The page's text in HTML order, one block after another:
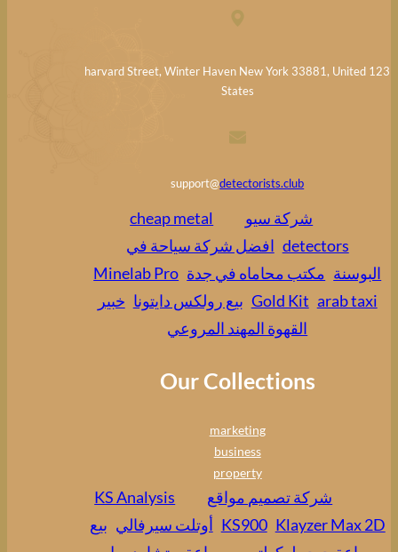
123 harvard Street, Winter Haven New York 33881, United
States
support@detectorists.club
شركة سيو
cheap metal
detectors افضل شركة سياحة في
البوسنة مكتب محاماه في جدة Minelab Pro
Gold Kit arab taxi بيع رولكس دايتونا خبير
القهوة المهند المروعي
Our Collections
marketing
business
property
شركة تصميم مواقع
KS Analysis
KS900 Klayzer Max 2D أوتلت سيرفالي بيع